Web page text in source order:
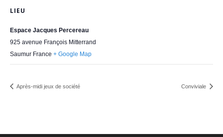
LIEU
Espace Jacques Percereau
925 avenue François Mitterrand
Saumur France + Google Map
Après-midi jeux de société Conviviale